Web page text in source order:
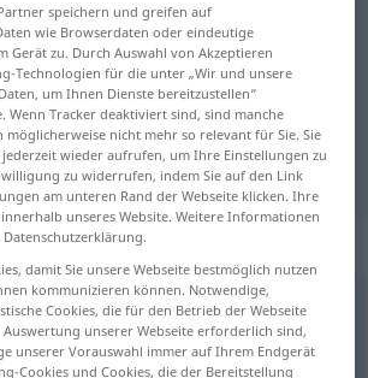
Übersetzung
Norwegisch
speichern und greifen auf
wie Browserdaten oder eindeutige
Gerät zu. Durch Auswahl von Akzeptieren
Technologien für die unter „Wir und unsere
um Ihnen Dienste bereitzustellen“
Wenn Tracker deaktiviert sind, sind manche
möglicherweise nicht mehr so relevant für Sie. Sie
wieder aufrufen, um Ihre Einstellungen zu
zu widerrufen, indem Sie auf den Link
am unteren Rand der Webseite klicken. Ihre
unseres Website. Weitere Informationen
damit Sie unsere Webseite bestmöglich nutzen
kommunizieren können. Notwendige,
Cookies, die für den Betrieb der Webseite
unserer Webseite erforderlich sind,
unserer Vorauswahl immer auf Ihrem Endgerät
Cookies und Cookies, die der Bereitstellung